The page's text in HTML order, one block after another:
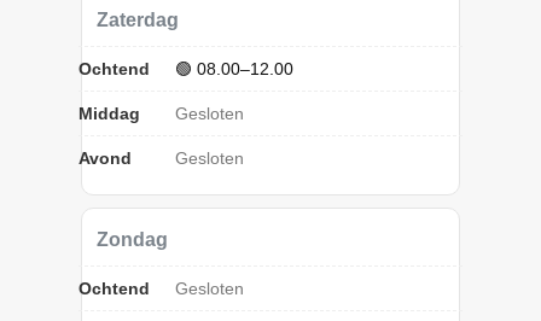
Zaterdag
Ochtend 🟢 08.00–12.00
Middag Gesloten
Avond Gesloten
Zondag
Ochtend Gesloten